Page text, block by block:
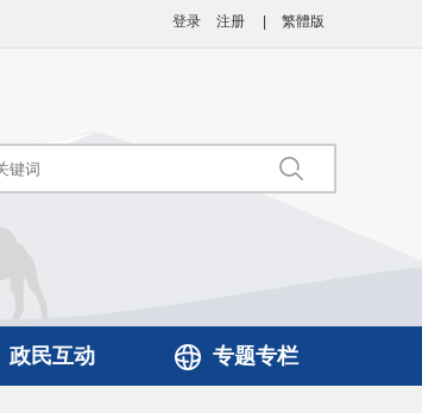
登录 注册 繁體版
政民互动 专题专栏